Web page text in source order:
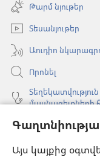
Այս կայքից
նոր
պատուհան)
Թարմ նյութեր
Տեսանյութեր
Աուդիո
Որոնել
մասնագետների
Գլոբալ
Օգնություն